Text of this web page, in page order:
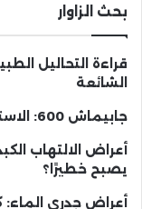
بحث الزاوار
قراءة التحاليل
الشائعة
جابيماش 600: الاستخدامات، الجرعة، والأعراض الجانبية
أعراض الالتهاب
يصبح خطيرًا؟
أعراض جدري